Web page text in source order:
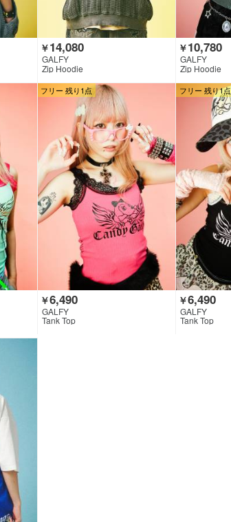
￥14,080
GALFY
Zip Hoodie
￥10,780
GALFY
Zip Hoodie
フリー 残り1点
￥6,490
GALFY
Tank Top
フリー 残り1点
￥6,490
GALFY
Tank Top